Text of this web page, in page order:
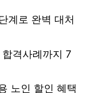
계로 완벽 대처
격사례까지 7
노인 할인 혜택